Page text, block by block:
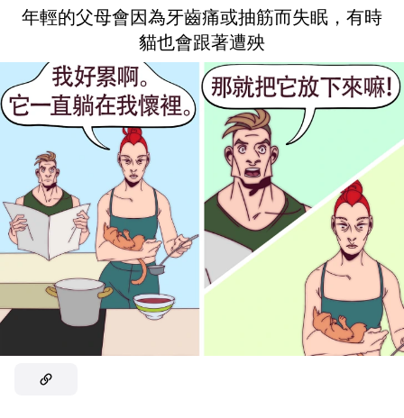
年輕的父母會因為牙齒痛或抽筋而失眠，有時
貓也會跟著遭殃